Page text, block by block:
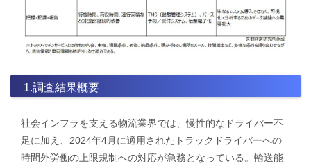
1.調査結果概要
社会インフラを支える物流業界では、慢性的なドライバー不
足に加え、2024年4月に適用されたトラックドライバーへの
時間外労働の上限規制への対応が急務となっている。輸送能